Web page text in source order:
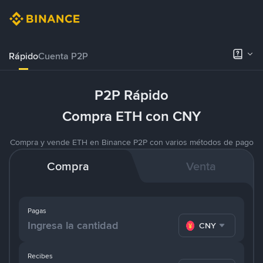
RápidoCuenta P2P
P2P Rápido
Compra ETH con CNY
Compra y vende ETH en Binance P2P con varios métodos de pago
Compra Venta
Pagas
CNY
Recibes